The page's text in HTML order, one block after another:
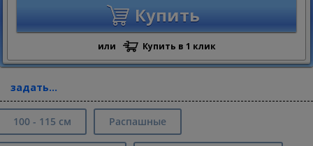
Купить
или Купить в 1 клик
задать...
100 - 115 см Распашные